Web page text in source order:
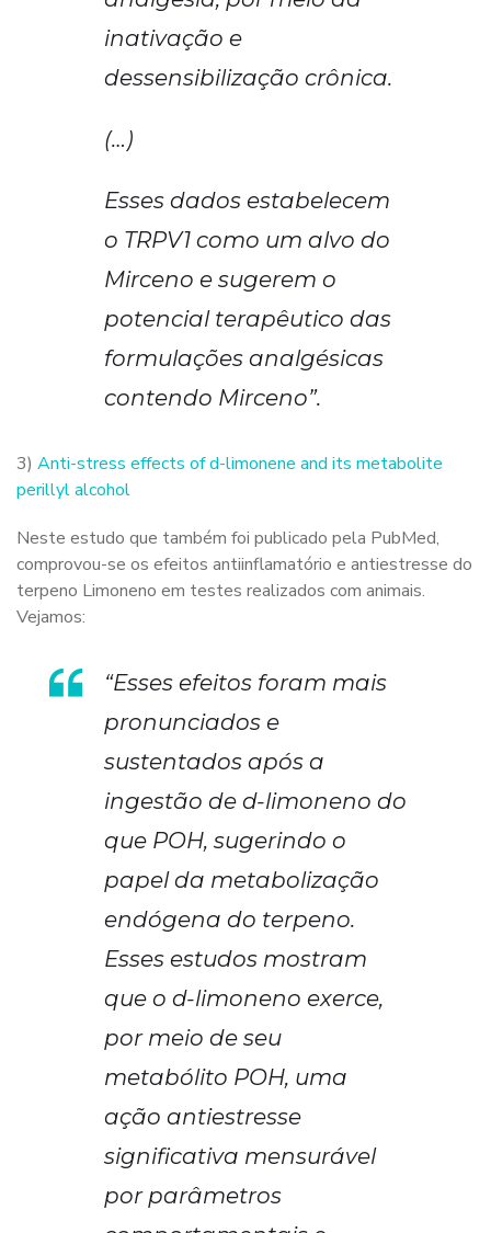
inativação e
dessensibilização crônica.
(…)
Esses dados estabelecem
o TRPV1 como um alvo do
Mirceno e sugerem o
potencial terapêutico das
formulações analgésicas
contendo Mirceno”.
3) Anti-stress effects of d-limonene and its metabolite
perillyl alcohol
Neste estudo que também foi publicado pela PubMed,
comprovou-se os efeitos antiinflamatório e antiestresse do
terpeno Limoneno em testes realizados com animais.
Vejamos:
“Esses efeitos foram mais
pronunciados e
sustentados após a
ingestão de d-limoneno do
que POH, sugerindo o
papel da metabolização
endógena do terpeno.
Esses estudos mostram
que o d-limoneno exerce,
por meio de seu
metabólito POH, uma
ação antiestresse
significativa mensurável
por parâmetros